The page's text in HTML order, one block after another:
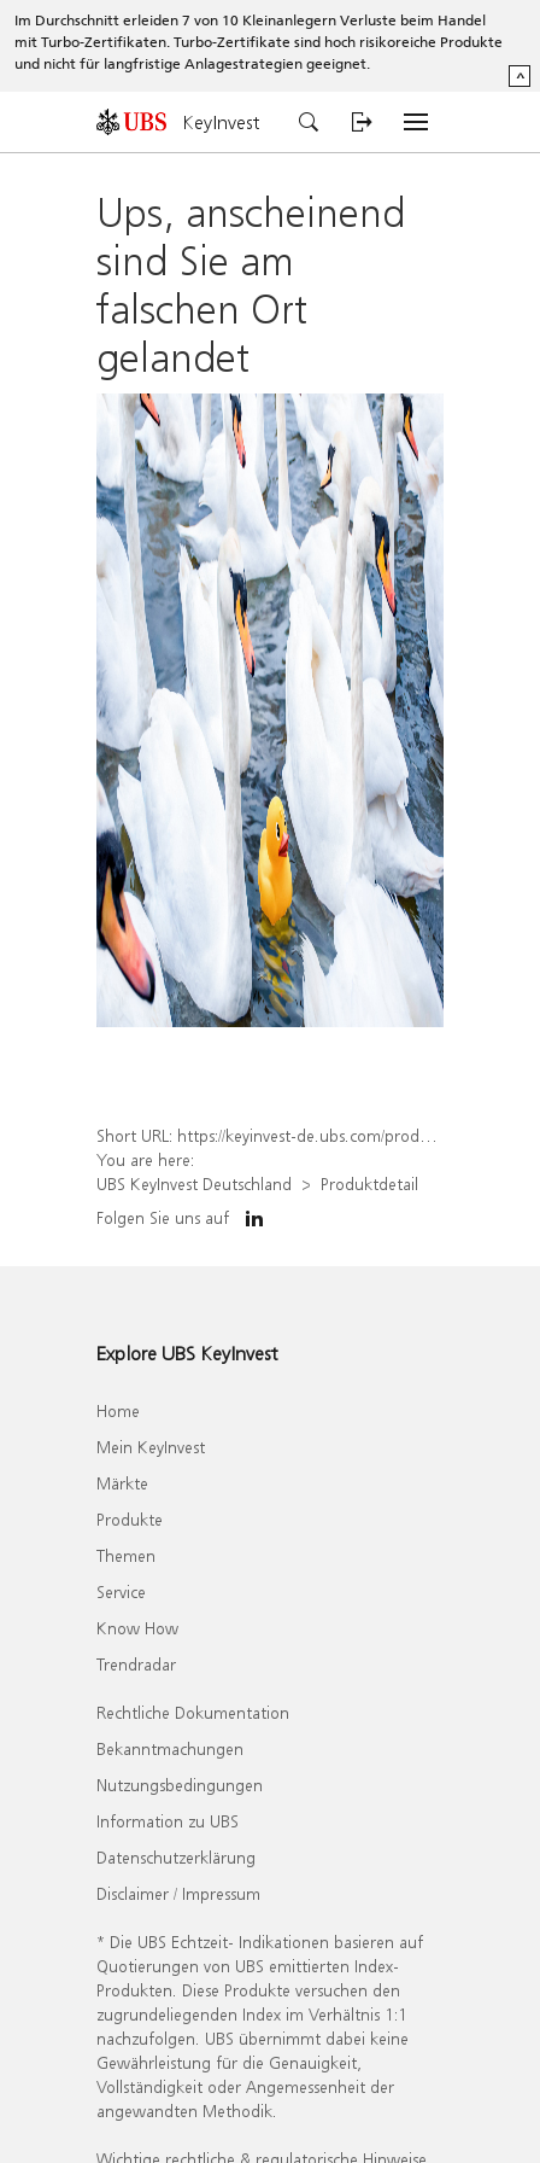
Im Durchschnitt erleiden 7 von 10 Kleinanlegern Verluste beim Handel
mit Turbo-Zertifikaten. Turbo-Zertifikate sind hoch risikoreiche Produkte
und nicht für langfristige Anlagestrategien geeignet.
^
KeyInvest
Ups, anscheinend
sind Sie am
falschen Ort
gelandet
Short URL: https://keyinvest-de.ubs.com/produkt/detail/index/isin/DE000WA8NQ63
You are here:
UBS KeyInvest Deutschland
Produktdetail
Folgen Sie uns auf
Explore UBS KeyInvest
Home
Mein KeyInvest
Märkte
Produkte
Themen
Service
Know How
Trendradar
Rechtliche Dokumentation
Bekanntmachungen
Nutzungsbedingungen
Information zu UBS
Datenschutzerklärung
Disclaimer / Impressum
* Die UBS Echtzeit- Indikationen basieren auf
Quotierungen von UBS emittierten Index-
Produkten. Diese Produkte versuchen den
zugrundeliegenden Index im Verhältnis 1:1
nachzufolgen. UBS übernimmt dabei keine
Gewährleistung für die Genauigkeit,
Vollständigkeit oder Angemessenheit der
angewandten Methodik.